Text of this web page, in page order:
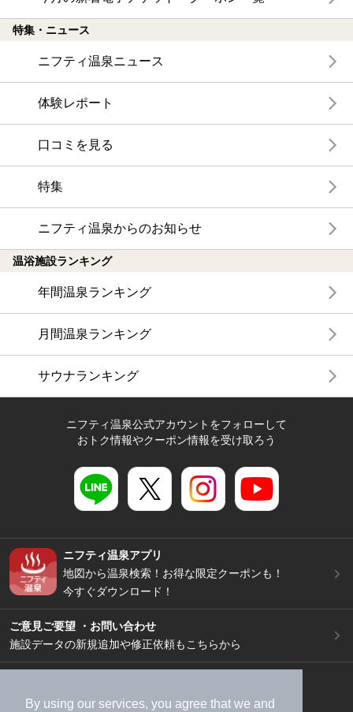
By using our services, you agree that we and
特集・ニュース
ニフティ温泉ニュース
体験レポート
口コミを見る
特集
ニフティ温泉からのお知らせ
温浴施設ランキング
年間温泉ランキング
月間温泉ランキング
サウナランキング
ニフティ温泉公式アカウントをフォローして
おトク情報やクーポン情報を受け取ろう
ニフティ温泉アプリ
地図から温泉検索！お得な限定クーポンも！
今すぐダウンロード！
ご意見ご要望 ・お問い合わせ
施設データの新規追加や修正依頼もこちらから
加盟店募集（資料請求）
広告出稿のご案内